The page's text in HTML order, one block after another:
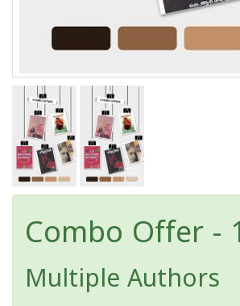
Combo Offer -
Multiple Authors